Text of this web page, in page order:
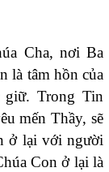
Cha, nơi Ba
là tâm hồn của
Trong Tin
mến Thầy, sẽ
ở lại với người
Con ở lại là